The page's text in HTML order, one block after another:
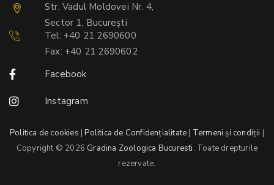
Str. Vadul Moldovei Nr. 4,
Sector 1, București
Tel: +40 21 2690600
Fax: +40 21 2690602
Facebook
Instagram
Politica de cookies |Politica de Confidențialitate Termeni și condiții
Copyright © 2026 Gradina Zoologica Bucuresti. Toate drepturile
rezervate.